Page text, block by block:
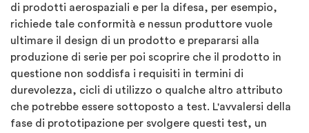
di prodotti aerospaziali e per la difesa, per esempio,
richiede tale conformità e nessun produttore vuole
ultimare il design di un prodotto e prepararsi alla
produzione di serie per poi scoprire che il prodotto in
questione non soddisfa i requisiti in termini di
durevolezza, cicli di utilizzo o qualche altro attributo
che potrebbe essere sottoposto a test. L'avvalersi della
fase di prototipazione per svolgere questi test, un